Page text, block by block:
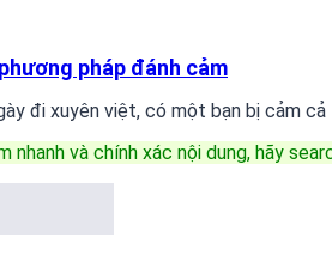
pháp đánh cảm
đi xuyên việt, có một bạn bị cảm cả
nhanh và chính xác nội dung, hãy